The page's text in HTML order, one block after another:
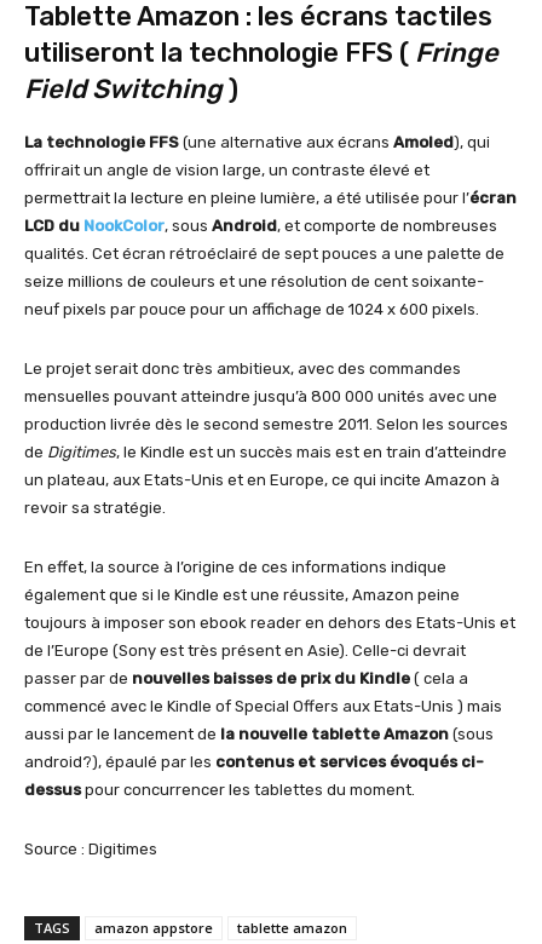
Tablette Amazon : les écrans tactiles
utiliseront la technologie FFS ( Fringe
Field Switching)
La technologie FFS (une alternative aux écrans Amoled), qui
offrirait un angle de vision large, un contraste élevé et
permettrait la lecture en pleine lumière, a été utilisée pour l’écran
LCD du NookColor, sous Android, et comporte de nombreuses
qualités. Cet écran rétroéclairé de sept pouces a une palette de
seize millions de couleurs et une résolution de cent soixante-
neuf pixels par pouce pour un affichage de 1024 x 600 pixels.
Le projet serait donc très ambitieux, avec des commandes
mensuelles pouvant atteindre jusqu’à 800 000 unités avec une
production livrée dès le second semestre 2011. Selon les sources
de Digitimes, le Kindle est un succès mais est en train d’atteindre
un plateau, aux Etats-Unis et en Europe, ce qui incite Amazon à
revoir sa stratégie.
En effet, la source à l’origine de ces informations indique
également que si le Kindle est une réussite, Amazon peine
toujours à imposer son ebook reader en dehors des Etats-Unis et
de l’Europe (Sony est très présent en Asie). Celle-ci devrait
passer par de nouvelles baisses de prix du Kindle ( cela a
commencé avec le Kindle of Special Offers aux Etats-Unis ) mais
aussi par le lancement de la nouvelle tablette Amazon (sous
android?), épaulé par les contenus et services évoqués ci-
dessuspour concurrencer les tablettes du moment.
Source : Digitimes
TAGS amazon appstore tablette amazon